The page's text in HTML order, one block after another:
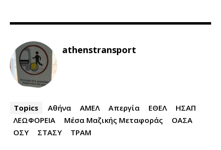
athenstransport
Topics Αθήνα ΑΜΕΛ Απεργία ΕΘΕΛ
ΗΣΑΠ
ΛΕΩΦΟΡΕΙΑ
Μέσα Μαζικής Μεταφοράς
ΟΑΣΑ
ΟΣΥ
ΣΤΑΣΥ ΤΡΑΜ